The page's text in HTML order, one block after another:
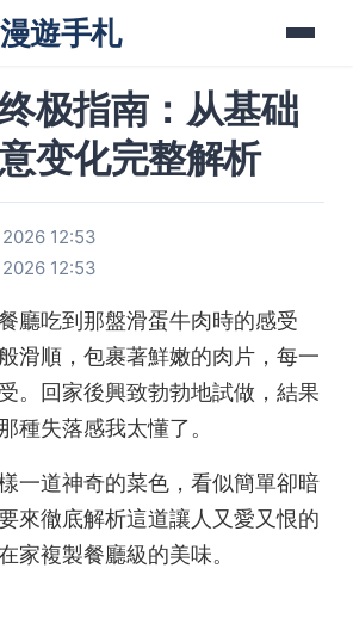
遊手札
极指南：从基础
变化完整解析
12:53
12:53
廳吃到那盤滑蛋牛肉時的感受
滑順，包裹著鮮嫩的肉片，每一
。回家後興致勃勃地試做，結果
種失落感我太懂了。
一道神奇的菜色，看似簡單卻暗
來徹底解析這道讓人又愛又恨的
家複製餐廳級的美味。